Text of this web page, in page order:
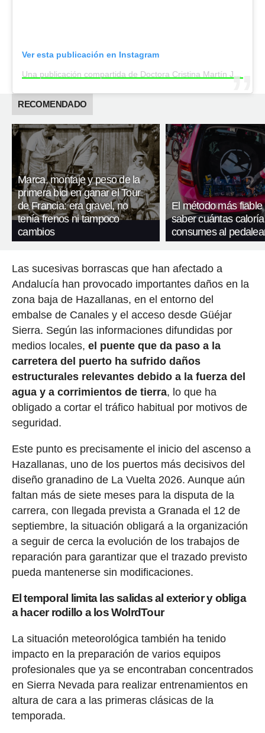
Ver esta publicación en Instagram
Una publicación compartida de Doctora Cristina Martín Jiménez (@cristinamartinjimenezescritora)
RECOMENDADO
Marca, montaje y peso de la
primera bici en ganar el Tour
de Francia: era gravel, no
tenía frenos ni tampoco
cambios
El método más fiable
saber cuántas
consumes al
Las sucesivas borrascas que han afectado a
Andalucía han provocado importantes daños en la
zona baja de Hazallanas, en el entorno del
embalse de Canales y el acceso desde Güéjar
Sierra. Según las informaciones difundidas por
medios locales, el puente que da paso a la
carretera del puerto ha sufrido daños
estructurales relevantes debido a la fuerza del
agua y a corrimientos de tierra, lo que ha
obligado a cortar el tráfico habitual por motivos de
seguridad.
Este punto es precisamente el inicio del ascenso a
Hazallanas, uno de los puertos más decisivos del
diseño granadino de La Vuelta 2026. Aunque aún
faltan más de siete meses para la disputa de la
carrera, con llegada prevista a Granada el 12 de
septiembre, la situación obligará a la organización
a seguir de cerca la evolución de los trabajos de
reparación para garantizar que el trazado previsto
pueda mantenerse sin modificaciones.
El temporal limita las salidas al exterior y obliga
a hacer rodillo a los WolrdTour
La situación meteorológica también ha tenido
impacto en la preparación de varios equipos
profesionales que ya se encontraban concentrados
en Sierra Nevada para realizar entrenamientos en
altura de cara a las primeras clásicas de la
temporada.